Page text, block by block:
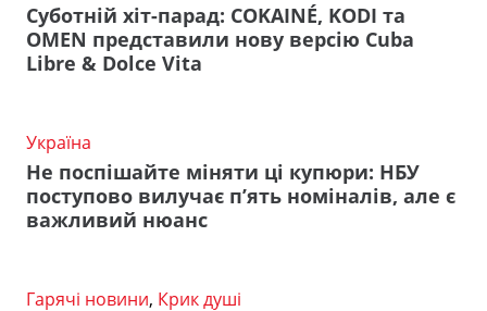
Суботній хіт-парад: COKAINÉ, KODI та
OMEN представили нову версію Cuba
Libre & Dolce Vita
Україна
Не поспішайте міняти ці купюри: НБУ
поступово вилучає п’ять номіналів, але є
важливий нюанс
Гарячі новини, Крик душі